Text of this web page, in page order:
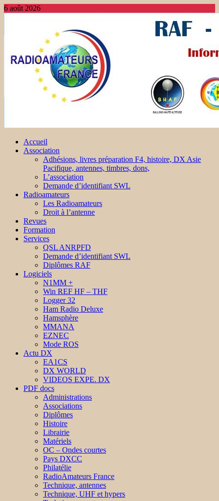
6 août 2026
Accueil
Association
Adhésions, livres préparation F4, histoire, DX Asie
Pacifique, antennes, timbres, dons,
L’association
Demande d’identifiant SWL
Radioamateurs
Les Radioamateurs
Droit à l’antenne
Revues
Formation
Services
QSL ANRPFD
Demande d’identifiant SWL
Diplômes RAF
Logiciels
N1MM +
Win REF HF – THF
Logger 32
Ham Radio Deluxe
Hamsphère
MMANA
EZNEC
Mode ROS
Actu DX
EA1CS
DX WORLD
VIDEOS EXPE. DX
PDF docs
Administrations
Associations
Diplômes
Histoire
Librairie
Matériels
OC – Ondes courtes
Pays DXCC
Philatélie
RadioAmateurs France
Technique, antennes
Technique, UHF et hypers